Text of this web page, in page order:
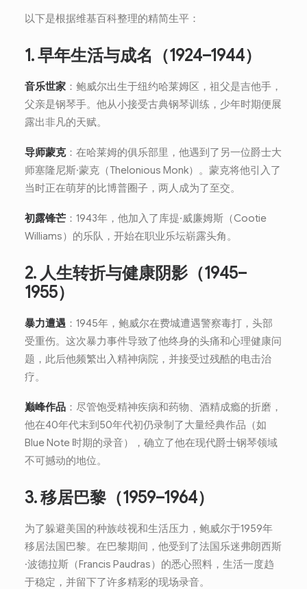
以下是根据维基百科整理的精简生平：
1. 早年生活与成名（1924–1944）
音乐世家 ：鲍威尔出生于纽约哈莱姆区，祖父是吉他手，
父亲是钢琴手。他从小接受古典钢琴训练，少年时期便展
露出非凡的天赋。
导师蒙克：在哈莱姆的俱乐部里，他遇到了另一位爵士大
师塞隆尼斯·蒙克（Thelonious Monk）。蒙克将他引入了
当时正在萌芽的比博普圈子，两人成为了至交。
初露锋芒 ：1943年，他加入了库提·威廉姆斯（Cootie
Williams）的乐队，开始在职业乐坛崭露头角。
2. 人生转折与健康阴影（1945–
1955）
暴力遭遇 ：1945年，鲍威尔在费城遭遇警察毒打，头部
受重伤。这次暴力事件导致了他终身的头痛和心理健康问
题，此后他频繁出入精神病院，并接受过残酷的电击治
疗。
巅峰作品 ：尽管饱受精神疾病和药物、酒精成瘾的折磨，
他在40年代末到50年代初仍录制了大量经典作品（如
Blue Note 时期的录音），确立了他在现代爵士钢琴领域
不可撼动的地位。
3. 移居巴黎（1959–1964）
为了躲避美国的种族歧视和生活压力，鲍威尔于1959年
移居法国巴黎。在巴黎期间，他受到了法国乐迷弗朗西斯
·波德拉斯（Francis Paudras）的悉心照料，生活一度趋
于稳定，并留下了许多精彩的现场录音。